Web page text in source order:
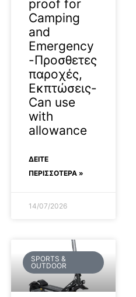
proof for
Camping
and
Emergency
-Προσθετες
παροχές,
Εκπτώσεις-
Can use
with
allowance
ΔΕΊΤΕ
ΠΕΡΙΣΣΟΤΕΡΑ »
14/07/2026
SPORTS &
OUTDOOR